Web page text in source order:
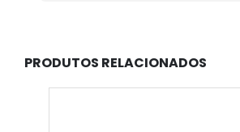
PRODUTOS RELACIONADOS